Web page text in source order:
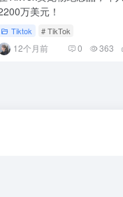
万美元！
Tiktok # TikTok
12个月前 0 363